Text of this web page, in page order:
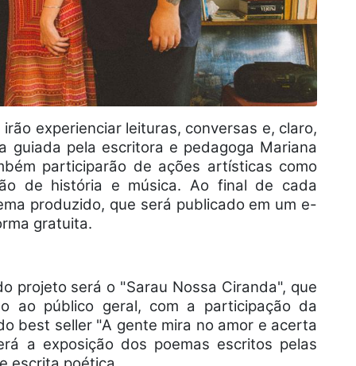
experienciar leituras, conversas e, claro,
guiada pela escritora e pedagoga Mariana
participarão de ações artísticas como
de história e música. Ao final de cada
produzido, que será publicado em um e-
gratuita.
projeto será o "Sarau Nossa Ciranda", que
ao público geral, com a participação da
best seller "A gente mira no amor e acerta
a exposição dos poemas escritos pelas